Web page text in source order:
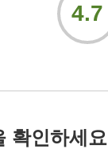
4.7
확인하세요